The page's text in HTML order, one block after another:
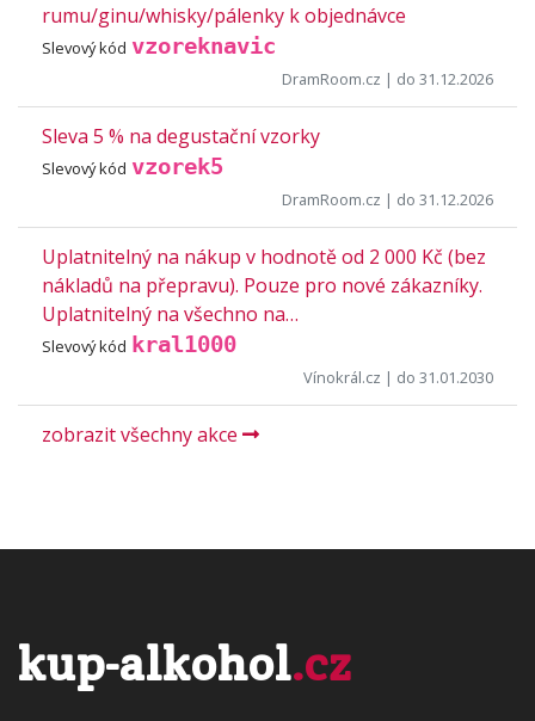
rumu/ginu/whisky/pálenky k objednávce
Slevový kód vzoreknavic
DramRoom.cz | do 31.12.2026
Sleva 5 % na degustační vzorky
Slevový kód vzorek5
DramRoom.cz | do 31.12.2026
Uplatnitelný na nákup v hodnotě od 2 000 Kč (bez
nákladů na přepravu). Pouze pro nové zákazníky.
Uplatnitelný na všechno na…
Slevový kód kral1000
Vínokrál.cz | do 31.01.2030
zobrazit všechny akce
kup-alkohol.cz